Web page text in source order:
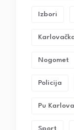
Izbori
Nogomet
Policija
Pu
Sport